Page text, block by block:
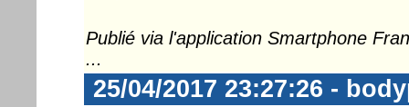
Publié via l'application Smartphone
...
25/04/2017 23:27:26 -